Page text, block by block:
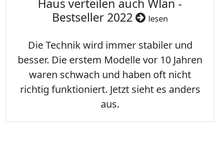
Haus verteilen auch Wlan -
Bestseller 2022
lesen
Die Technik wird immer stabiler und
besser. Die erstem Modelle vor 10 Jahren
waren schwach und haben oft nicht
richtig funktioniert. Jetzt sieht es anders
aus.